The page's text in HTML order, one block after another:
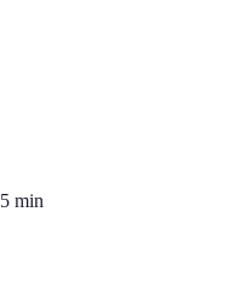
5 min